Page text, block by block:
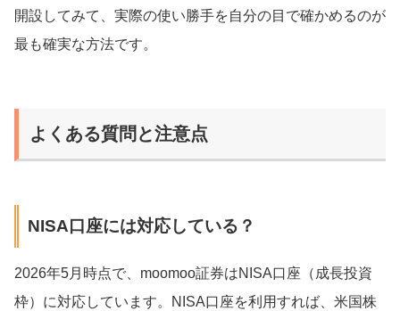
開設してみて、実際の使い勝手を自分の目で確かめるのが
最も確実な方法です。
よくある質問と注意点
NISA口座には対応している？
2026年5月時点で、moomoo証券はNISA口座（成長投資
枠）に対応しています。NISA口座を利用すれば、米国株